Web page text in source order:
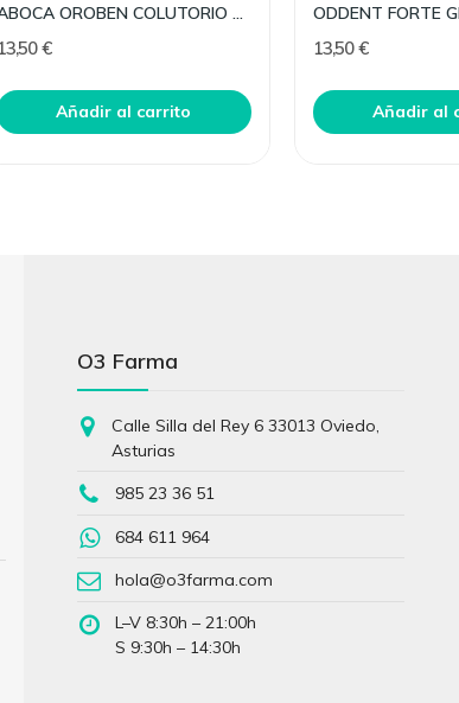
ABOCA OROBEN COLUTORIO ORAL 150 ML
13,50 €
Añadir al carrito
ODDENT FORTE
13,50 €
Añadir al
O3 Farma
Calle Silla del Rey 6 33013 Oviedo,
Asturias
985 23 36 51
684 611 964
hola@o3farma.com
L–V 8:30h – 21:00h
S 9:30h – 14:30h